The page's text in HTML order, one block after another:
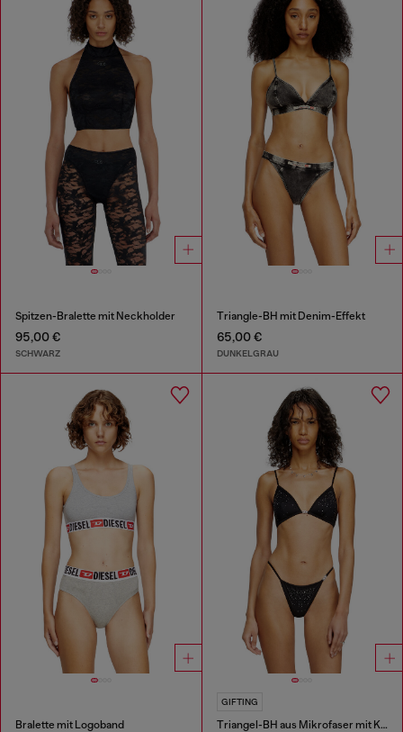
Spitzen-Bralette mit Neckholder
95,00 €
SCHWARZ
Triangle-BH mit Denim-Effekt
65,00 €
DUNKELGRAU
Bralette mit Logoband
GIFTING
Triangel-BH aus Mikrofaser mit Kristallen